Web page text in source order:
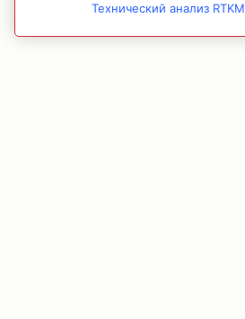
Технический анализ RTKM